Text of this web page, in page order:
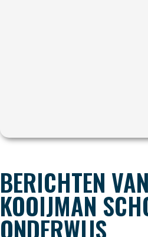
BERICHTEN
KOOIJMAN
ONDERWIJS